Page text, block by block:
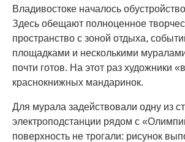
Владивостоке началось
Здесь обещают полноценное
пространство с зоной отдыха,
площадками и несколькими
почти готов. На этот раз художники
краснокнижных мандаринок.
Для мурала задействовали одну из
электроподстанции рядом с
поверхность не трогали: рисунок